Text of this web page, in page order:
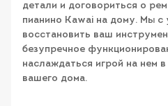
детали и договориться о
пианино Kawai на дому. Мы
восстановить ваш
безупречное
наслаждаться игрой на нем
вашего дома.